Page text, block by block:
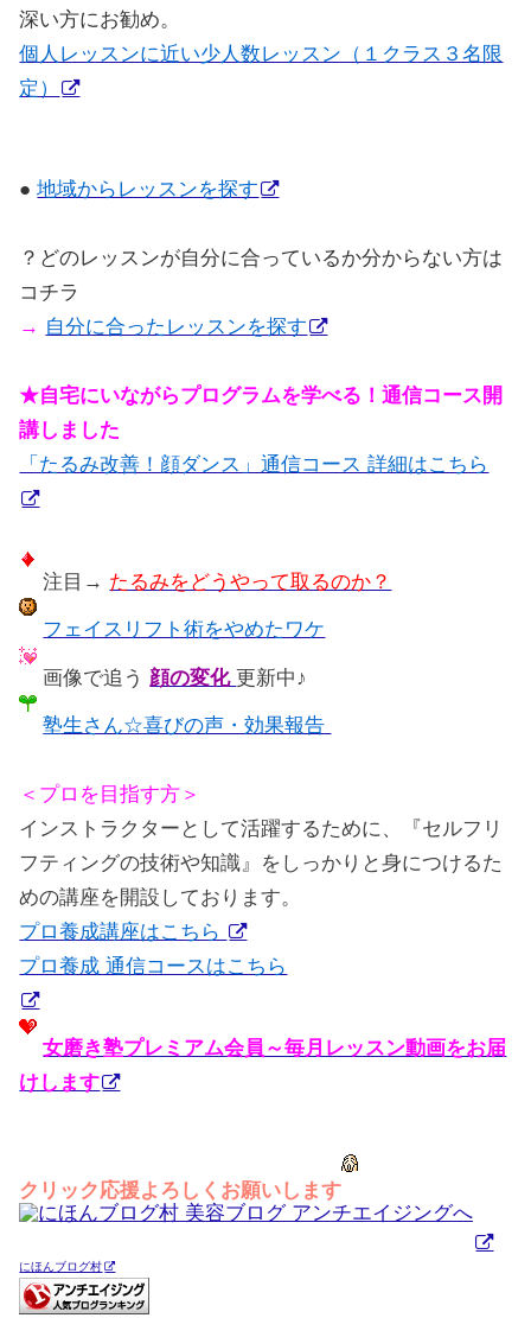
深い方にお勧め。
個人レッスンに近い少人数レッスン（１クラス３名限
定）
●地域からレッスンを探す
？どのレッスンが自分に合っているか分からない方は
コチラ
→ 自分に合ったレッスンを探す
★自宅にいながらプログラムを学べる！通信コース開
講しました
「たるみ改善！顔ダンス」通信コース 詳細はこちら
注目→ たるみをどうやって取るのか？
フェイスリフト術をやめたワケ
画像で追う 顔の変化更新中♪
塾生さん☆喜びの声・効果報告
＜プロを目指す方＞
インストラクターとして活躍するために、『セルフリ
フティングの技術や知識』をしっかりと身につけるた
めの講座を開設しております。
プロ養成講座はこちら
プロ養成 通信コースはこちら
女磨き塾プレミアム会員～毎月レッスン動画をお届
けします
クリック応援よろしくお願いします
にほんブログ村